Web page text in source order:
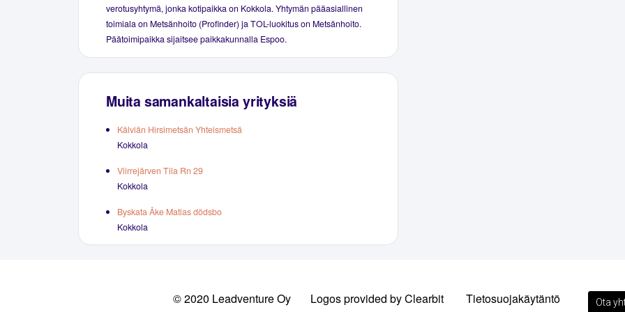
verotusyhtymä, jonka kotipaikka on Kokkola. Yhtymän pääasiallinen
toimiala on Metsänhoito (Profinder) ja TOL-luokitus on Metsänhoito.
Päätoimipaikka sijaitsee paikkakunnalla Espoo.
Muita samankaltaisia yrityksiä
Kälviän Hirsimetsän Yhteismetsä
Kokkola
Viirrejärven Tila Rn 29
Kokkola
Byskata Åke Matias dödsbo
Kokkola
© 2020 Leadventure Oy Logos provided by Clearbit Tietosuojakäytäntö Ota